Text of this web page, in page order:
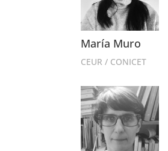
María Muro
CEUR / CONICET